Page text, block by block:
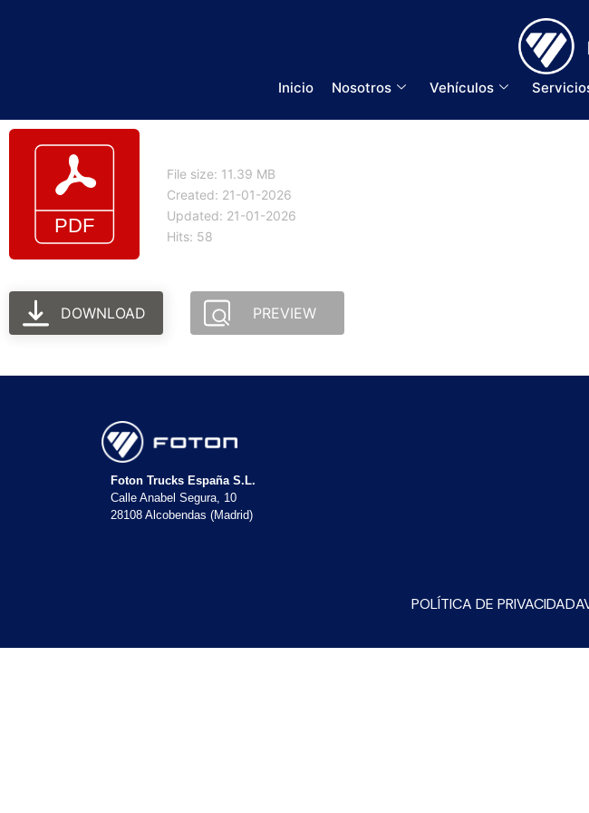
Inicio Nosotros Vehículos
File size: 11.39 MB
Created: 21-01-2026
Updated: 21-01-2026
Hits: 58
DOWNLOAD PREVIEW
Foton Trucks España S.L.
Calle Anabel Segura, 10
28108 Alcobendas (Madrid)
POLÍTICA DE PRIVACIDAD